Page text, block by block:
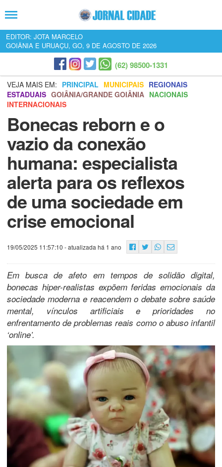
EDITOR: JOTA MARCELO
GOIÂNIA E URUAÇU, GO, 9 DE AGOSTO DE 2026
(62) 98500-1331
VEJA MAIS EM: PRINCIPAL MUNICIPAIS REGIONAIS
ESTADUAIS GOIÂNIA/GRANDE GOIÂNIA NACIONAIS
INTERNACIONAIS
Bonecas reborn e o
vazio da conexão
humana: especialista
alerta para os reflexos
de uma sociedade em
crise emocional
19/05/2025 11:57:10 - atualizada há 1 ano
Em busca de afeto em tempos de solidão digital,
bonecas hiper-realistas expõem feridas emocionais da
sociedade moderna e reacendem o debate sobre saúde
mental, vínculos artificiais e prioridades no
enfrentamento de problemas reais como o abuso infantil
‘online’.